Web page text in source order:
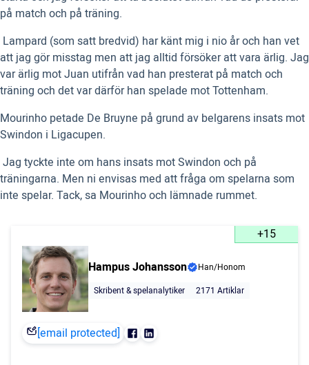
på match och på träning.
 Lampard (som satt bredvid) har känt mig i nio år och han vet
att jag gör misstag men att jag alltid försöker att vara ärlig. Jag
var ärlig mot Juan utifrån vad han presterat på match och
träning och det var därför han spelade mot Tottenham.
Mourinho petade De Bruyne på grund av belgarens insats mot
Swindon i Ligacupen.
 Jag tyckte inte om hans insats mot Swindon och på
träningarna. Men ni envisas med att fråga om spelarna som
inte spelar. Tack, sa Mourinho och lämnade rummet.
+15
Hampus Johansson
Han/Honom
Skribent & spelanalytiker
2171 Artiklar
[email protected]